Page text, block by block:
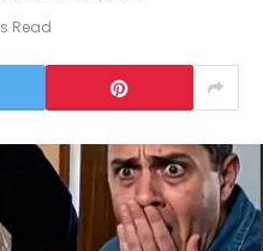
Read